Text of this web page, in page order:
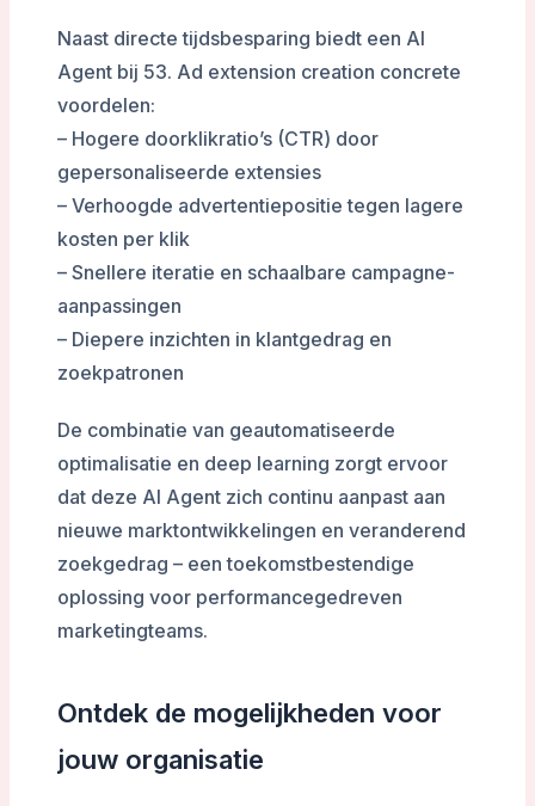
Naast directe tijdsbesparing biedt een AI
Agent bij 53. Ad extension creation concrete
voordelen:
– Hogere doorklikratio’s (CTR) door
gepersonaliseerde extensies
– Verhoogde advertentiepositie tegen lagere
kosten per klik
– Snellere iteratie en schaalbare campagne-
aanpassingen
– Diepere inzichten in klantgedrag en
zoekpatronen
De combinatie van geautomatiseerde
optimalisatie en deep learning zorgt ervoor
dat deze AI Agent zich continu aanpast aan
nieuwe marktontwikkelingen en veranderend
zoekgedrag – een toekomstbestendige
oplossing voor performancegedreven
marketingteams.
Ontdek de mogelijkheden voor
jouw organisatie